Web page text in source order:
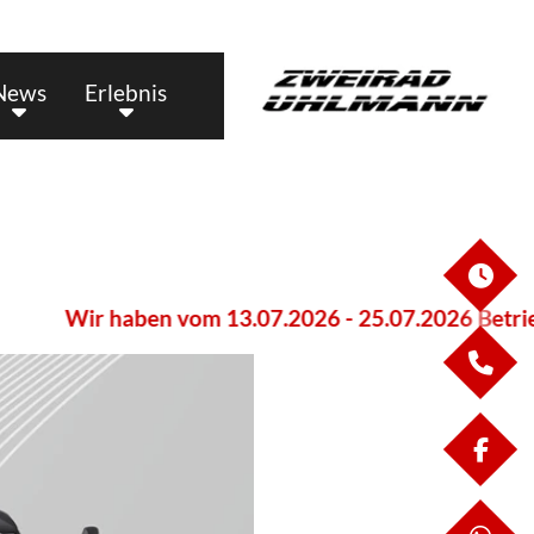
Erlebnis
Wir haben vom 13.07.2026 - 25.07.2026